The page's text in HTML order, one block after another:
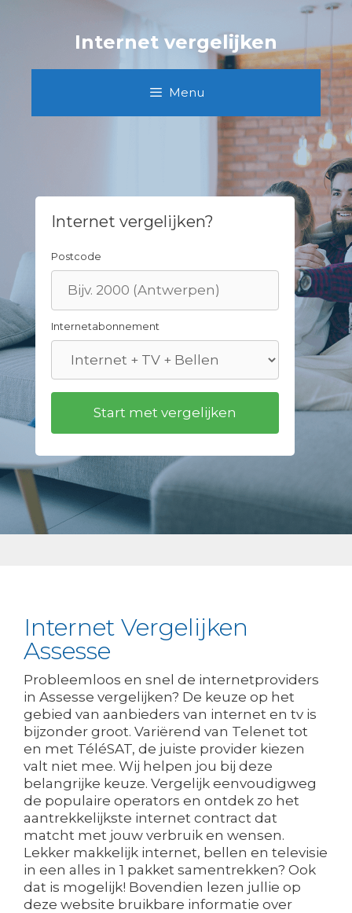
Internet vergelijken
Menu
Internet vergelijken?
Postcode
Internetabonnement
Internet Vergelijken
Assesse
Probleemloos en snel de internetproviders
in Assesse vergelijken? De keuze op het
gebied van aanbieders van internet en tv is
bijzonder groot. Variërend van Telenet tot
en met TéléSAT, de juiste provider kiezen
valt niet mee. Wij helpen jou bij deze
belangrijke keuze. Vergelijk eenvoudigweg
de populaire operators en ontdek zo het
aantrekkelijkste internet contract dat
matcht met jouw verbruik en wensen.
Lekker makkelijk internet, bellen en televisie
in een alles in 1 pakket samentrekken? Ook
dat is mogelijk! Bovendien lezen jullie op
deze website bruikbare informatie over